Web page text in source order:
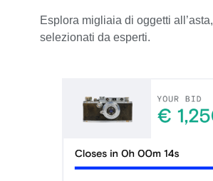
Esplora migliaia di oggetti all’asta,
selezionati da esperti.